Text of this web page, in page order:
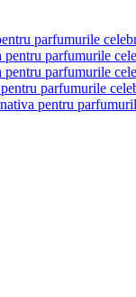
parfumurile
parfumurile
parfumurile
parfumurile
pentru